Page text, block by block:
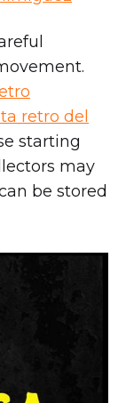
retro del
starting
may
be stored